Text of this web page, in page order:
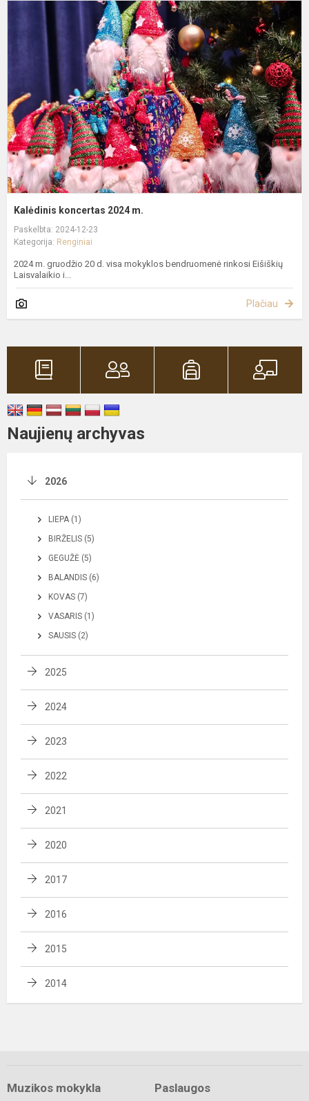
Kalėdinis koncertas 2024 m.
Paskelbta: 2024-12-23
Kategorija: Renginiai
2024 m. gruodžio 20 d. visa mokyklos bendruomenė rinkosi Eišiškių
Laisvalaikio i...
Plačiau
Naujienų archyvas
2026
LIEPA (1)
BIRŽELIS (5)
GEGUŽĖ (5)
BALANDIS (6)
KOVAS (7)
VASARIS (1)
SAUSIS (2)
2025
2024
2023
2022
2021
2020
2017
2016
2015
2014
Muzikos mokykla Paslaugos